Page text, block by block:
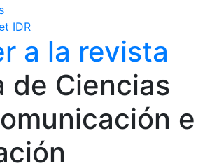
IDR
a la revista
de Ciencias
e